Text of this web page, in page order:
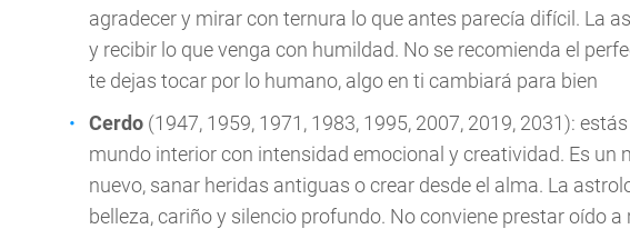
agradecer y mirar con ternura lo que antes parecía difícil. La
y recibir lo que venga con humildad. No se recomienda el
te dejas tocar por lo humano, algo en ti cambiará para bien
Cerdo (1947, 1959, 1971, 1983, 1995, 2007, 2019, 2031):
mundo interior con intensidad emocional y creatividad. Es
nuevo, sanar heridas antiguas o crear desde el alma. La
belleza, cariño y silencio profundo. No conviene prestar oído